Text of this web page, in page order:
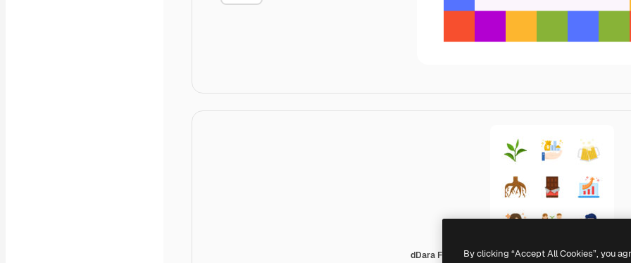
dDara Flat
By clicking “Accept All Cookies”, you